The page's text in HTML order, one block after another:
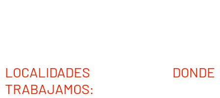
LOCALIDADES DONDE
TRABAJAMOS: